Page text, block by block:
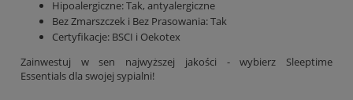
Hipoalergiczne: Tak, antyalergiczne
Bez Zmarszczek i Bez Prasowania: Tak
Certyfikacje: BSCI i Oekotex
Zainwestuj w sen najwyższej jakości - wybierz Sleeptime
Essentials dla swojej sypialni!